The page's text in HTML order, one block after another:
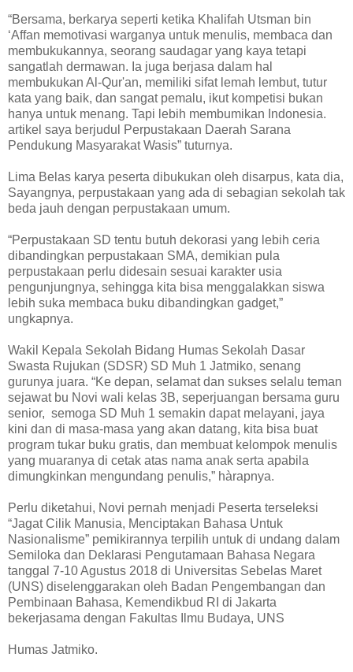
“Bersama, berkarya seperti ketika Khalifah Utsman bin
‘Affan memotivasi warganya untuk menulis, membaca dan
membukukannya, seorang saudagar yang kaya tetapi
sangatlah dermawan. Ia juga berjasa dalam hal
membukukan Al-Qur'an, memiliki sifat lemah lembut, tutur
kata yang baik, dan sangat pemalu, ikut kompetisi bukan
hanya untuk menang. Tapi lebih membumikan Indonesia.
artikel saya berjudul Perpustakaan Daerah Sarana
Pendukung Masyarakat Wasis” tuturnya.
Lima Belas karya peserta dibukukan oleh disarpus, kata dia,
Sayangnya, perpustakaan yang ada di sebagian sekolah tak
beda jauh dengan perpustakaan umum.
“Perpustakaan SD tentu butuh dekorasi yang lebih ceria
dibandingkan perpustakaan SMA, demikian pula
perpustakaan perlu didesain sesuai karakter usia
pengunjungnya, sehingga kita bisa menggalakkan siswa
lebih suka membaca buku dibandingkan gadget,”
ungkapnya.
Wakil Kepala Sekolah Bidang Humas Sekolah Dasar
Swasta Rujukan (SDSR) SD Muh 1 Jatmiko, senang
gurunya juara. “Ke depan, selamat dan sukses selalu teman
sejawat bu Novi wali kelas 3B, seperjuangan bersama guru
senior, semoga SD Muh 1 semakin dapat melayani, jaya
kini dan di masa-masa yang akan datang, kita bisa buat
program tukar buku gratis, dan membuat kelompok menulis
yang muaranya di cetak atas nama anak serta apabila
dimungkinkan mengundang penulis,” hàrapnya.
Perlu diketahui, Novi pernah menjadi Peserta terseleksi
“Jagat Cilik Manusia, Menciptakan Bahasa Untuk
Nasionalisme” pemikirannya terpilih untuk di undang dalam
Semiloka dan Deklarasi Pengutamaan Bahasa Negara
tanggal 7-10 Agustus 2018 di Universitas Sebelas Maret
(UNS) diselenggarakan oleh Badan Pengembangan dan
Pembinaan Bahasa, Kemendikbud RI di Jakarta
bekerjasama dengan Fakultas Ilmu Budaya, UNS
Humas Jatmiko.